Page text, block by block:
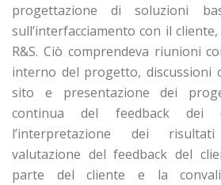
progettazione di soluzioni
sull’interfacciamento con il
R&S. Ciò comprendeva riunioni
interno del progetto, discussioni
sito e presentazione dei
continua del feedback
l’interpretazione dei
valutazione del feedback del
parte del cliente e la